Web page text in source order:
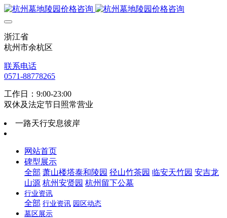
浙江省
杭州市余杭区
联系电话
0571-88778265
工作日：9:00-23:00
双休及法定节日照常营业
一路天行安息彼岸
网站首页
碑型展示
全部 萧山楼塔泰和陵园 径山竹茶园 临安天竹园 安吉龙
山源 杭州安贤园 杭州留下公墓
行业资讯
全部 行业资讯 园区动态
墓区展示